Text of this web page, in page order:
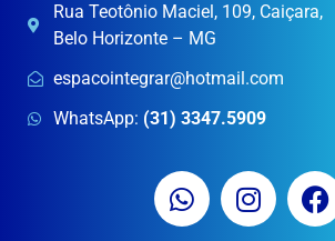
Rua Teotônio Maciel, 109, Caiçara,
Belo Horizonte – MG
espacointegrar@hotmail.com
WhatsApp: (31) 3347.5909